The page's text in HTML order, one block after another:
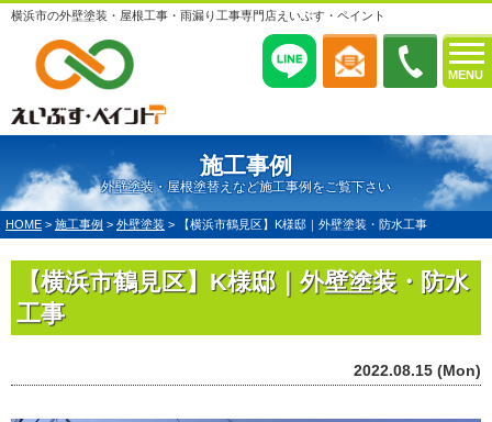
MENU
横浜市の外壁塗装・屋根工事・雨漏り工事専門店えいぶす・ペイント
施工事例
外壁塗装・屋根塗替えなど施工事例をご覧下さい
HOME > 施工事例 > 外壁塗装 > 【横浜市鶴見区】K様邸｜外壁塗装・防水工事
【横浜市鶴見区】K様邸｜外壁塗装・防水
工事
2022.08.15 (Mon)